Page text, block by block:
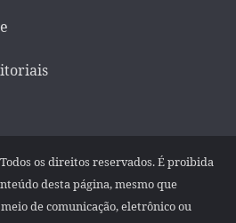
os direitos reservados. É proibida
desta página, mesmo que
de comunicação, eletrônico ou